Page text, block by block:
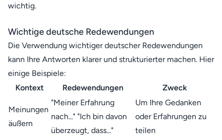
wichtig.
Wichtige deutsche Redewendungen
Die Verwendung wichtiger deutscher Redewendungen
kann Ihre Antworten klarer und strukturierter machen. Hier
einige Beispiele:
Kontext
Redewendungen Zweck
Meinungen
äußern
"Meiner Erfahrung
nach..." "Ich bin davon
überzeugt, dass..."
Um Ihre Gedanken
oder Erfahrungen zu
teilen